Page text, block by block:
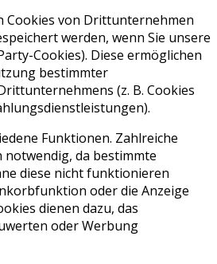
Cookies von Drittunternehmen
werden, wenn Sie unsere
Cookies). Diese ermöglichen
bestimmter
(z. B. Cookies
Funktionen. Zahlreiche
notwendig, da bestimmte
diese nicht funktionieren
oder die Anzeige
dienen dazu, das
oder Werbung